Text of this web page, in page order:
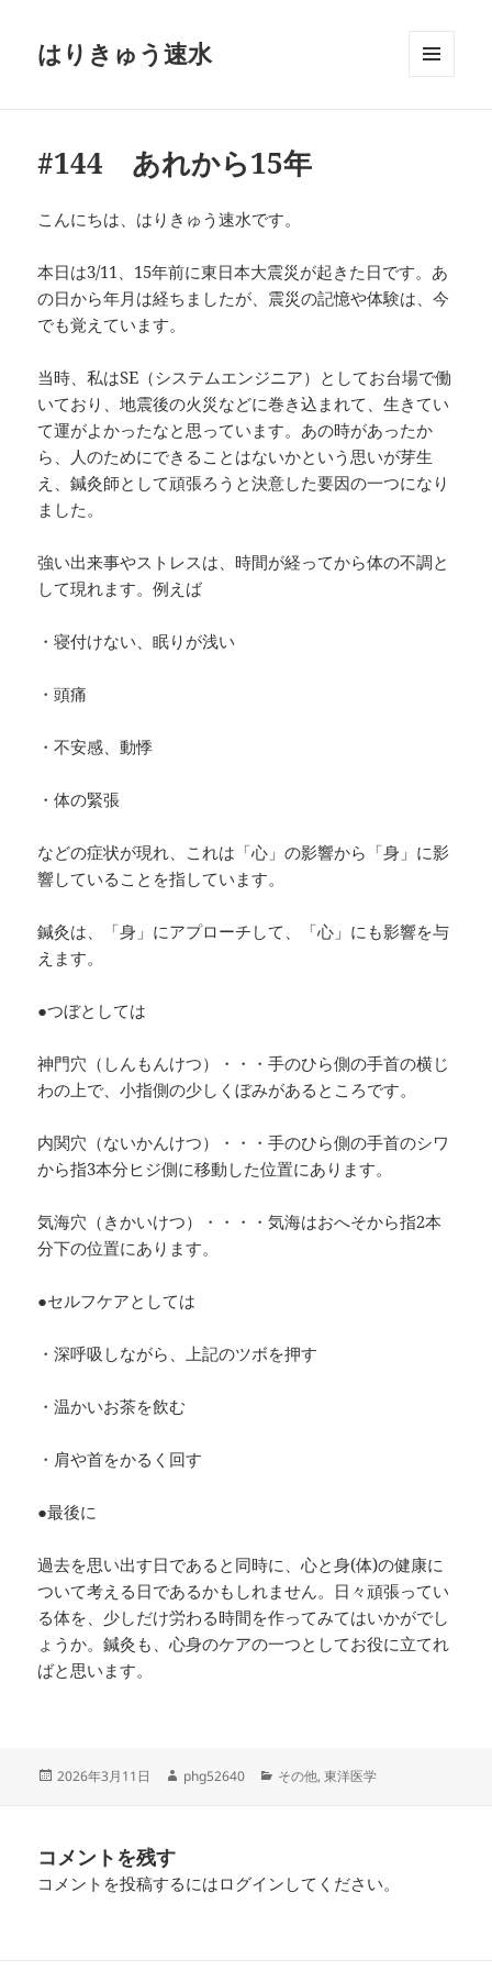
はりきゅう速水
#144 あれから15年
こんにちは、はりきゅう速水です。
本日は3/11、15年前に東日本大震災が起きた日です。あ
の日から年月は経ちましたが、震災の記憶や体験は、今
でも覚えています。
当時、私はSE（システムエンジニア）としてお台場で働
いており、地震後の火災などに巻き込まれて、生きてい
て運がよかったなと思っています。あの時があったか
ら、人のためにできることはないかという思いが芽生
え、鍼灸師として頑張ろうと決意した要因の一つになり
ました。
強い出来事やストレスは、時間が経ってから体の不調と
して現れます。例えば
・寝付けない、眠りが浅い
・頭痛
・不安感、動悸
・体の緊張
などの症状が現れ、これは「心」の影響から「身」に影
響していることを指しています。
鍼灸は、「身」にアプローチして、「心」にも影響を与
えます。
●つぼとしては
神門穴（しんもんけつ）・・・手のひら側の手首の横じ
わの上で、小指側の少しくぼみがあるところです。
内関穴（ないかんけつ）・・・手のひら側の手首のシワ
から指3本分ヒジ側に移動した位置にあります。
気海穴（きかいけつ）・・・・気海はおへそから指2本
分下の位置にあります。
●セルフケアとしては
・深呼吸しながら、上記のツボを押す
・温かいお茶を飲む
・肩や首をかるく回す
●最後に
過去を思い出す日であると同時に、心と身(体)の健康に
ついて考える日であるかもしれません。日々頑張ってい
る体を、少しだけ労わる時間を作ってみてはいかがでし
ょうか。鍼灸も、心身のケアの一つとしてお役に立てれ
ばと思います。
投
2026年3月11日
作
phg52640
カ
その他,東洋医学
コメントを残す
コメントを投稿するにはログイン してください。